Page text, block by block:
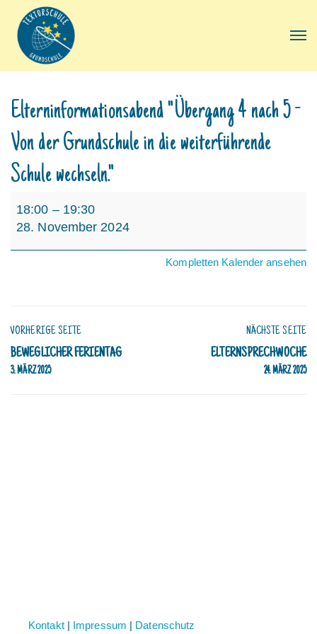
Elterninformationsabend "Übergang 4 nach 5 -
Von der Grundschule in die weiterführende
Schule wechseln."
"Übergang
nach
Grundschule
in
die
18:00 – 19:30
28. November 2024
Kompletten Kalender ansehen
VORHERIGE SEITE
BEWEGLICHER FERIENTAG
3. MÄRZ 2025
NÄCHSTE SEITE
ELTERNSPRECHWOCHE
24. MÄRZ 2025
Kontakt| Impressum | Datenschutz